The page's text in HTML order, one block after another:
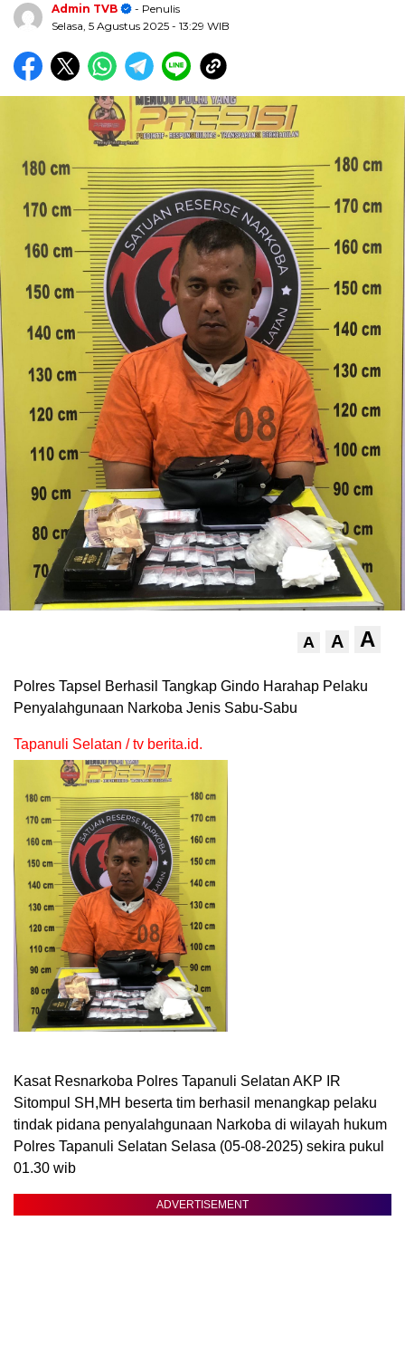
Admin TVB
- Penulis
Selasa, 5 Agustus 2025 - 13:29 WIB
A A A
Polres Tapsel Berhasil Tangkap Gindo Harahap Pelaku
Penyalahgunaan Narkoba Jenis Sabu-Sabu
Tapanuli Selatan / tv berita.id.
Kasat Resnarkoba Polres Tapanuli Selatan AKP IR
Sitompul SH,MH beserta tim berhasil menangkap pelaku
tindak pidana penyalahgunaan Narkoba di wilayah hukum
Polres Tapanuli Selatan Selasa (05-08-2025) sekira pukul
01.30 wib
ADVERTISEMENT